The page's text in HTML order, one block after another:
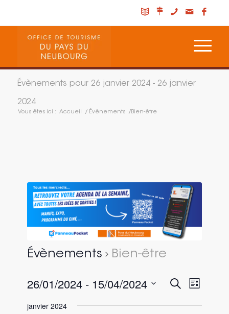
Évènements pour 26 janvier 2024 - 26 janvier
2024
Vous êtes ici : Accueil / Évènements /Bien-être
Évènements Bien-être
Recherche
vues
Liste
26/01/2024 - 15/04/2024
une
janvier 2024